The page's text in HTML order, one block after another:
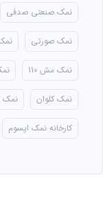
نمک صنعتی صدفی
نمک صورتی
نمک مش 110
نمک کلوان نمک
کارخانه نمک اپسوم